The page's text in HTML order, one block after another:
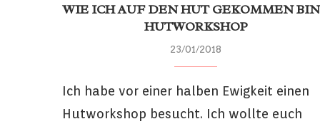
WIE ICH AUF DEN HUT GEKOMMEN
HUTWORKSHOP
23/01/2018
Ich habe vor einer halben Ewigkeit einen
Hutworkshop besucht. Ich wollte euch